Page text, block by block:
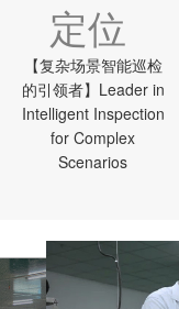
定位
【复杂场景智能巡检
的引领者】Leader in
Intelligent Inspection
for Complex
Scenarios